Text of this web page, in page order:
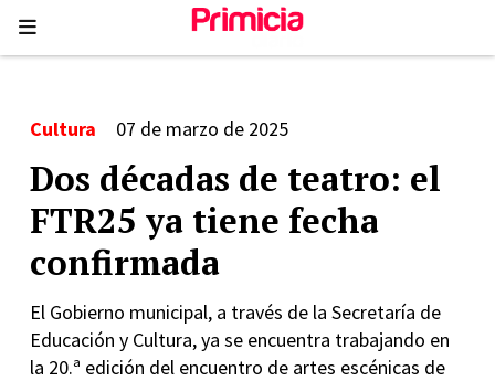
Dos décadas de teatro: el
FTR25 ya tiene fecha
confirmada
El Gobierno municipal, a través de la Secretaría de
Educación y Cultura, ya se encuentra trabajando en
la 20.ª edición del encuentro de artes escénicas de
Cultura 07 de marzo de 2025